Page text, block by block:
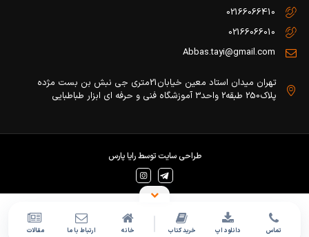
02166066410
02166066010
Abbas.tayi@gmail.com
تهران میدان استاد معین خیابان21متری جی نبش بن بست مژده
پلاک250 طبقه2 واحد3 آموزشگاه فنی و حرفه ای ابزار طباطبایی
طراحی سایتتوسطرایا پارس
تماس دانلود اپ خرید کتاب خانه ارتباط با ما مقالات